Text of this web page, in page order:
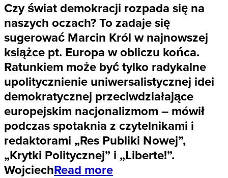
Czy świat demokracji rozpada się na
naszych oczach? To zadaje się
sugerować Marcin Król w najnowszej
książce pt. Europa w obliczu końca.
Ratunkiem może być tylko radykalne
upolitycznienie uniwersalistycznej idei
demokratycznej przeciwdziałające
europejskim nacjonalizmom – mówił
podczas spotaknia z czytelnikami i
redaktorami „Res Publiki Nowej”,
„Krytki Politycznej” i „Liberte!”.
WojciechRead more